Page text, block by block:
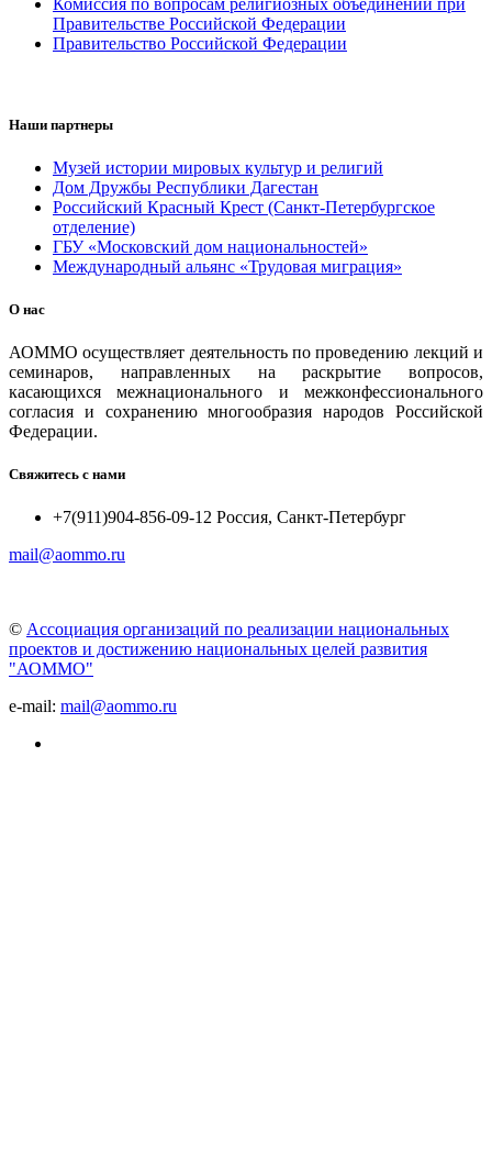
Комиссия по вопросам религиозных объединений при
Правительстве Российской Федерации
Правительство Российской Федерации
Наши партнеры
Музей истории мировых культур и религий
Дом Дружбы Республики Дагестан
Российский Красный Крест (Санкт-Петербургское
отделение)
ГБУ «Московский дом национальностей»
Международный альянс «Трудовая миграция»
О нас
АОММО осуществляет деятельность по проведению лекций и
семинаров, направленных на раскрытие вопросов,
касающихся межнационального и межконфессионального
согласия и сохранению многообразия народов Российской
Федерации.
Свяжитесь с нами
+7(911)904-856-09-12 Россия, Санкт-Петербург
mail@aommo.ru
© Ассоциация организаций по реализации национальных
проектов и достижению национальных целей развития
"АОММО"
e-mail: mail@aommo.ru